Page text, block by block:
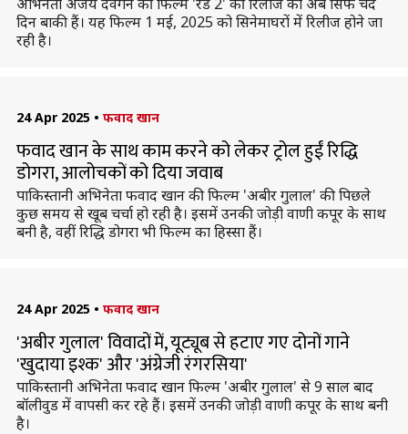
दिन बाकी हैं। यह फिल्म 1 मई, 2025 को सिनेमाघरों में रिलीज होने जा
रही है।
24 Apr 2025 • फवाद खान
फवाद खान के साथ काम करने को लेकर ट्रोल हुईं रिद्धि
डोगरा, आलोचकों को दिया जवाब
पाकिस्तानी अभिनेता फवाद खान की फिल्म 'अबीर गुलाल' की पिछले
कुछ समय से खूब चर्चा हो रही है। इसमें उनकी जोड़ी वाणी कपूर के साथ
बनी है, वहीं रिद्धि डोगरा भी फिल्म का हिस्सा हैं।
24 Apr 2025 • फवाद खान
'अबीर गुलाल' विवादों में, यूट्यूब से हटाए गए दोनों गाने
'खुदाया इश्क' और 'अंग्रेजी रंगरसिया'
पाकिस्तानी अभिनेता फवाद खान फिल्म 'अबीर गुलाल' से 9 साल बाद
बॉलीवुड में वापसी कर रहे हैं। इसमें उनकी जोड़ी वाणी कपूर के साथ बनी
है।